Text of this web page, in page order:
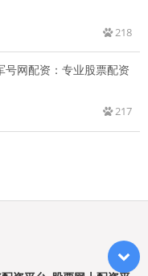
218
号网配资：专业股票配资
217